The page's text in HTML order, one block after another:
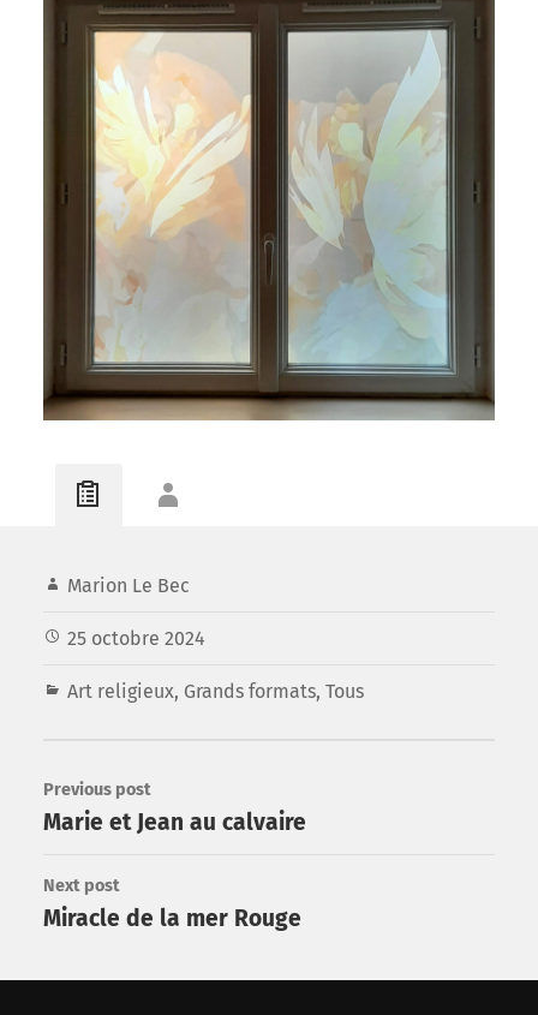
Marion Le Bec
25 octobre 2024
Art religieux, Grands formats, Tous
Previous post
Marie et Jean au calvaire
Next post
Miracle de la mer Rouge